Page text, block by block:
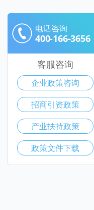
电话咨询
400-166-3656
客服咨询
企业政策咨询
招商引资政策
产业扶持政策
政策文件下载